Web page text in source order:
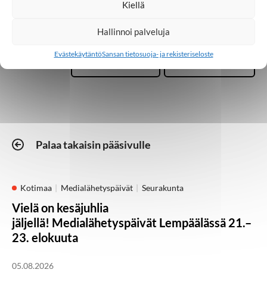
Kiellä
Hallinnoi palveluja
EvästekäytäntöSansan tietosuoja- ja rekisteriseloste
SAT-7
Uskonto Vainotut
Palaa takaisin pääsivulle
Kotimaa Medialähetyspäivät Seurakunta
Vielä on kesäjuhlia
jäljellä! Medialähetyspäivät Lempäälässä 21.–
23. elokuuta
05.08.2026